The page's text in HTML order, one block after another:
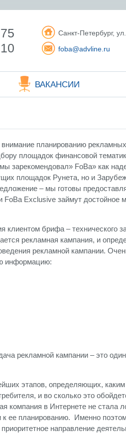
Санкт-Петербург,
foba@advline.ru
ВАКАНСИИ
планированию
площадок финансовой
зарекомендовал» FoBa» как
площадок Рунета, но и
– мы готовы
Exclusive займут достойное
клиентом брифа – технического
рекламная кампания, и
рекламной кампании.
информацию:
рекламной кампании – это один
этапов, определяющих,
и во сколько это
компания в Интернете не стала
к ее планированию. Именно
направление